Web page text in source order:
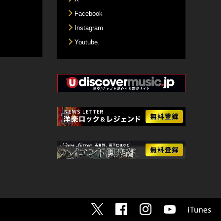
Facebook
Instagram
Youtube.